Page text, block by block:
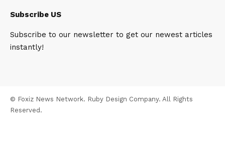
Subscribe US
Subscribe to our newsletter to get our newest articles
instantly!
© Foxiz News Network. Ruby Design Company. All Rights
Reserved.